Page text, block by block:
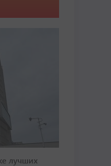
лучших